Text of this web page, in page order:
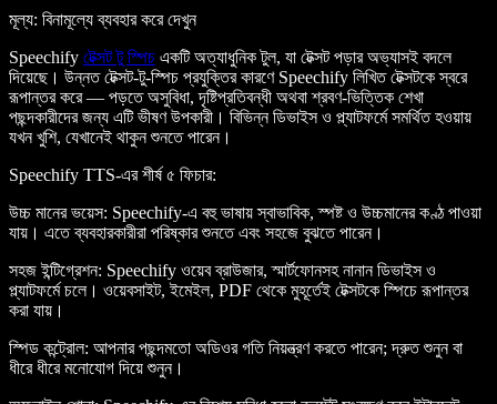
মূল্য: বিনামূল্যে ব্যবহার করে দেখুন
Speechify টেক্সট টু স্পিচ একটি অত্যাধুনিক টুল, যা টেক্সট পড়ার অভ্যাসই বদলে
দিয়েছে। উন্নত টেক্সট-টু-স্পিচ প্রযুক্তির কারণে Speechify লিখিত টেক্সটকে স্বরে
রূপান্তর করে — পড়তে অসুবিধা, দৃষ্টিপ্রতিবন্ধী অথবা শ্রবণ-ভিত্তিক শেখা
পছন্দকারীদের জন্য এটি ভীষণ উপকারী। বিভিন্ন ডিভাইস ও প্ল্যাটফর্মে সমর্থিত হওয়ায়
যখন খুশি, যেখানেই থাকুন শুনতে পারেন।
Speechify TTS-এর শীর্ষ ৫ ফিচার:
উচ্চ মানের ভয়েস: Speechify-এ বহু ভাষায় স্বাভাবিক, স্পষ্ট ও উচ্চমানের কণ্ঠ পাওয়া
যায়। এতে ব্যবহারকারীরা পরিষ্কার শুনতে এবং সহজে বুঝতে পারেন।
সহজ ইন্টিগ্রেশন: Speechify ওয়েব ব্রাউজার, স্মার্টফোনসহ নানান ডিভাইস ও
প্ল্যাটফর্মে চলে। ওয়েবসাইট, ইমেইল, PDF থেকে মুহূর্তেই টেক্সটকে স্পিচে রূপান্তর
করা যায়।
স্পিড কন্ট্রোল: আপনার পছন্দমতো অডিওর গতি নিয়ন্ত্রণ করতে পারেন; দ্রুত শুনুন বা
ধীরে ধীরে মনোযোগ দিয়ে শুনুন।